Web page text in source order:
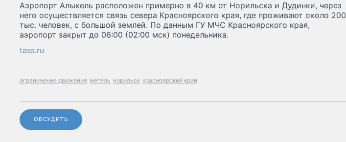
Аэропорт Алыкель расположен примерно в 40 км от Норильска и Дудинки, через
него осуществляется связь севера Красноярского края, где проживают около 200
тыс. человек, с большой землей. По данным ГУ МЧС Красноярского края,
аэропорт закрыт до 06:00 (02:00 мск) понедельника.
tass.ru
ограничение движения метель норильск красноярский край
ОБСУДИТЬ